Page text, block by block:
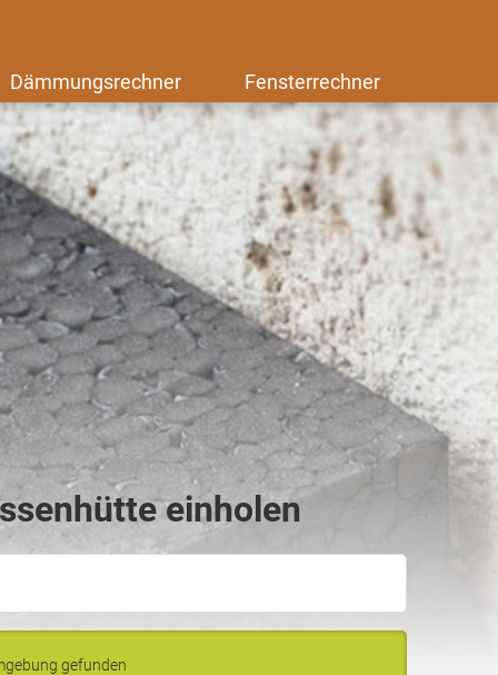
Dämmungsrechner Fensterrechner
einholen
gefunden